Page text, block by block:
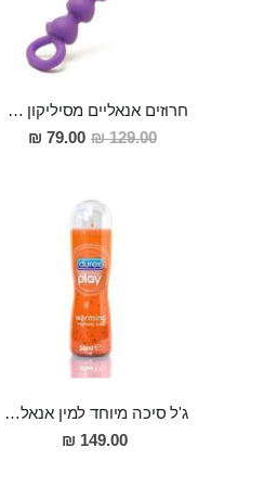
חרוזים אנאליים מסיליקון רפואי באורך 17 סמ בצבע סגול
129.00 ₪
מחיר
מבצע
79.00 ₪
ג'ל סיכה מיוחד למין אנאלי מענג
149.00 ₪